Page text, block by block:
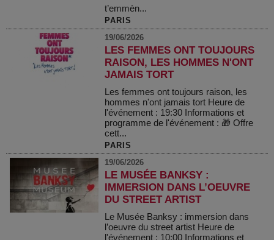
t’emmèn...
PARIS
19/06/2026
LES FEMMES ONT TOUJOURS
RAISON, LES HOMMES N'ONT
JAMAIS TORT
Les femmes ont toujours raison, les
hommes n'ont jamais tort Heure de
l'événement : 19:30 Informations et
programme de l'événement : 🎁 Offre
cett...
PARIS
19/06/2026
LE MUSÉE BANKSY :
IMMERSION DANS L’OEUVRE
DU STREET ARTIST
Le Musée Banksy : immersion dans
l’oeuvre du street artist Heure de
l'événement : 10:00 Informations et